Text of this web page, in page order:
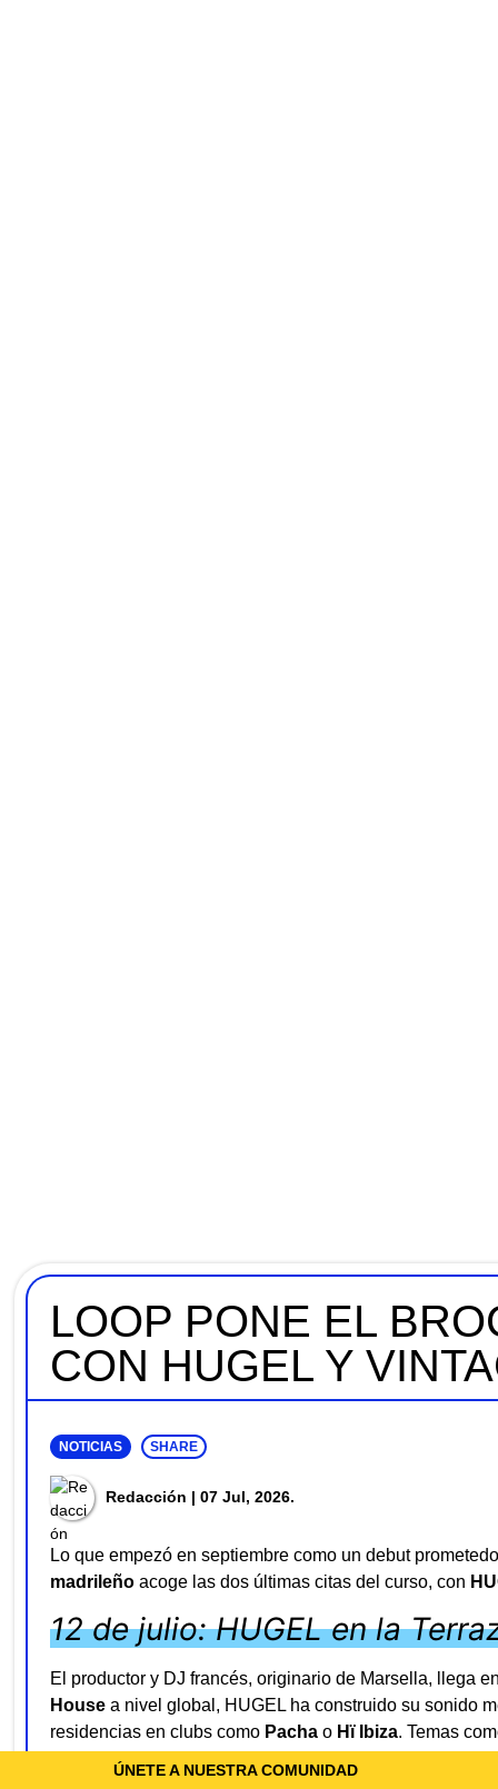
ÚNETE A NUESTRA COMUNIDAD
LOOP PONE EL
CON HUGEL Y
NOTICIAS SHARE
Redacción | 07 Jul, 2026.
Lo que empezó en septiembre como un debut
madrileño acoge las dos últimas citas del curso, con
12 de julio: HUGEL en la
El productor y DJ francés, originario de Marsella, llega
House a nivel global, HUGEL ha construido su sonido
residencias en clubs como Pacha o Hï Ibiza. Temas
como telonero de